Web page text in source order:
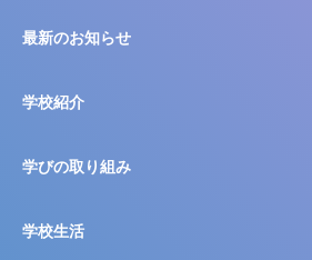
最新のお知らせ
学校紹介
学びの取り組み
学校生活